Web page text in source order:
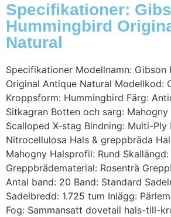
Specifikationer:
Hummingbird
Natural
Specifikationer Modellnamn: Gibson
Original Antique Natural Modellkod:
Kroppsform: Hummingbird Färg:
Sitkagran Botten och sarg:
Scalloped X-stag Bindning: Multi-Ply
Nitrocellulosa Hals & greppbräda
Mahogny Halsprofil: Rund
Greppbrädematerial: Rosenträ
Antal band: 20 Band: Standard
Sadelbredd: 1.725 tum Inlägg:
Fog: Sammansatt dovetail hals-till-